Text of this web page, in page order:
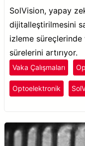
SolVision, yapay
dijitalleştirilmesini
izleme
sürelerini artırıyor.
Vaka Çalışmaları
Optoelektronik